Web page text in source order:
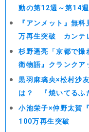
動の第12週～第14
『アンメット』無
万再生突破 カンテ
杉野遥亮「京都で
衛物語』クランクア
黒羽麻璃央×松村沙
は？ 『焼いてるふ
小池栄子×仲野太賀
100万再生突破